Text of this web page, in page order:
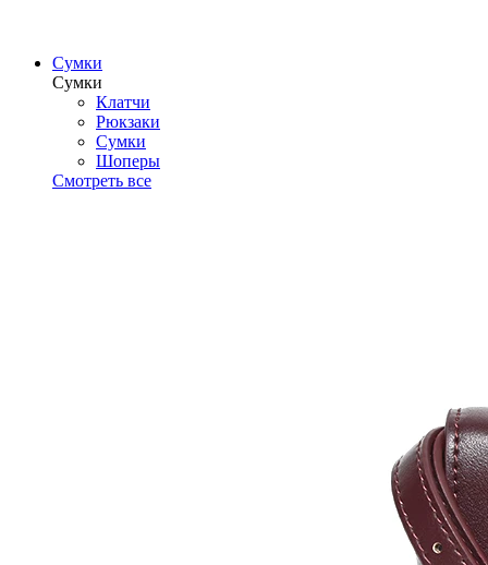
Сумки
Сумки
Клатчи
Рюкзаки
Сумки
Шоперы
Смотреть все